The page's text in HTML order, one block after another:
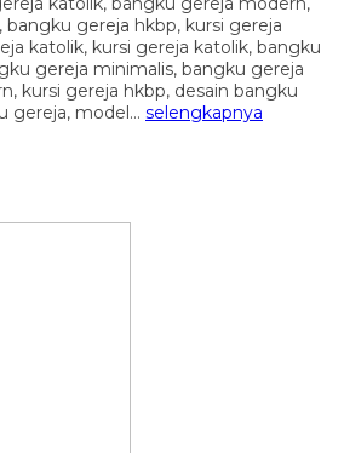
gereja hkbp, kursi gereja
katolik, kursi gereja katolik, bangku
gereja minimalis, bangku gereja
kursi gereja hkbp, desain bangku
gereja, model… selengkapnya